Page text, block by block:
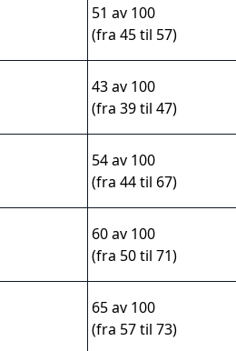
51 av 100
(fra 45 til 57)
43 av 100
(fra 39 til 47)
54 av 100
(fra 44 til 67)
60 av 100
(fra 50 til 71)
65 av 100
(fra 57 til 73)